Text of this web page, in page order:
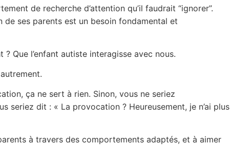
de recherche d’attention qu’il faudrait “ignorer”.
ses parents est un besoin fondamental et
Que l’enfant autiste interagisse avec nous.
ça ne sert à rien. Sinon, vous ne seriez
seriez dit : « La provocation ? Heureusement, je n’ai plus
à travers des comportements adaptés, et à aimer